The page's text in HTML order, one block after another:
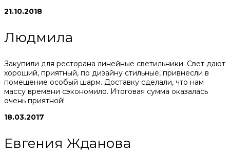
21.10.2018
Людмила
Закупили для ресторана линейные светильники. Свет дают
хороший, приятный, по дизайну стильные, привнесли в
помещение особый шарм. Доставку сделали, что нам
массу времени сэкономило. Итоговая сумма оказалась
очень приятной!
18.03.2017
Евгения Жданова